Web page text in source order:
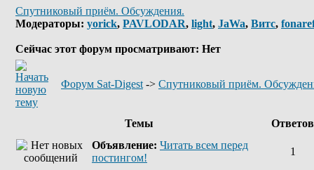
Спутниковый приём. Обсуждения.
Модераторы: yorick, PAVLODAR, light, JaWa, Витс,
Сейчас этот форум просматривают: Нет
Форум Sat-Digest -> Спутниковый приём.
Темы
Объявление: Читать всем перед
постингом!
1